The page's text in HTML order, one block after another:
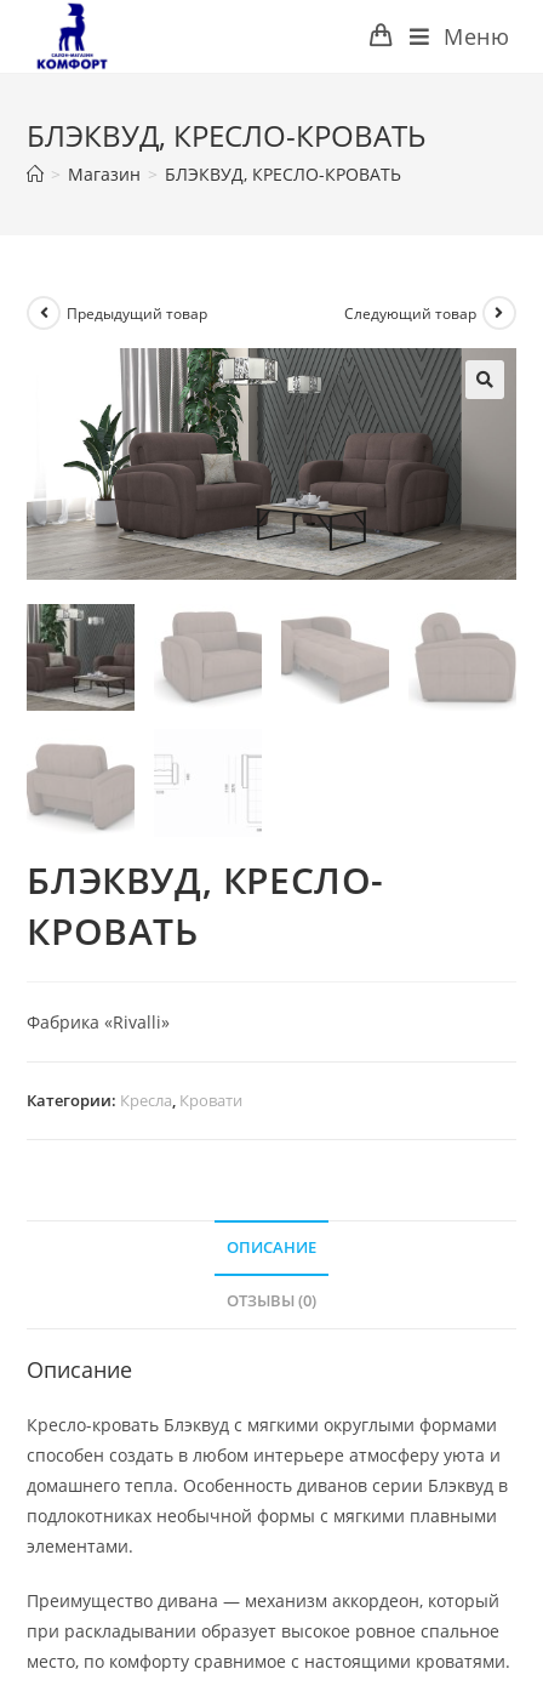
Перейти
содержимому
Меню
БЛЭКВУД, КРЕСЛО-КРОВАТЬ
> Магазин > БЛЭКВУД, КРЕСЛО-КРОВАТЬ
Предыдущий товар Следующий товар
БЛЭКВУД, КРЕСЛО-
КРОВАТЬ
Фабрика «Rivalli»
Категории: Кресла, Кровати
ОПИСАНИЕ
ОТЗЫВЫ (0)
Описание
Кресло-кровать Блэквуд с мягкими округлыми формами
способен создать в любом интерьере атмосферу уюта и
домашнего тепла. Особенность диванов серии Блэквуд в
подлокотниках необычной формы с мягкими плавными
элементами.
Преимущество дивана — механизм аккордеон, который
при раскладывании образует высокое ровное спальное
место, по комфорту сравнимое с настоящими кроватями.